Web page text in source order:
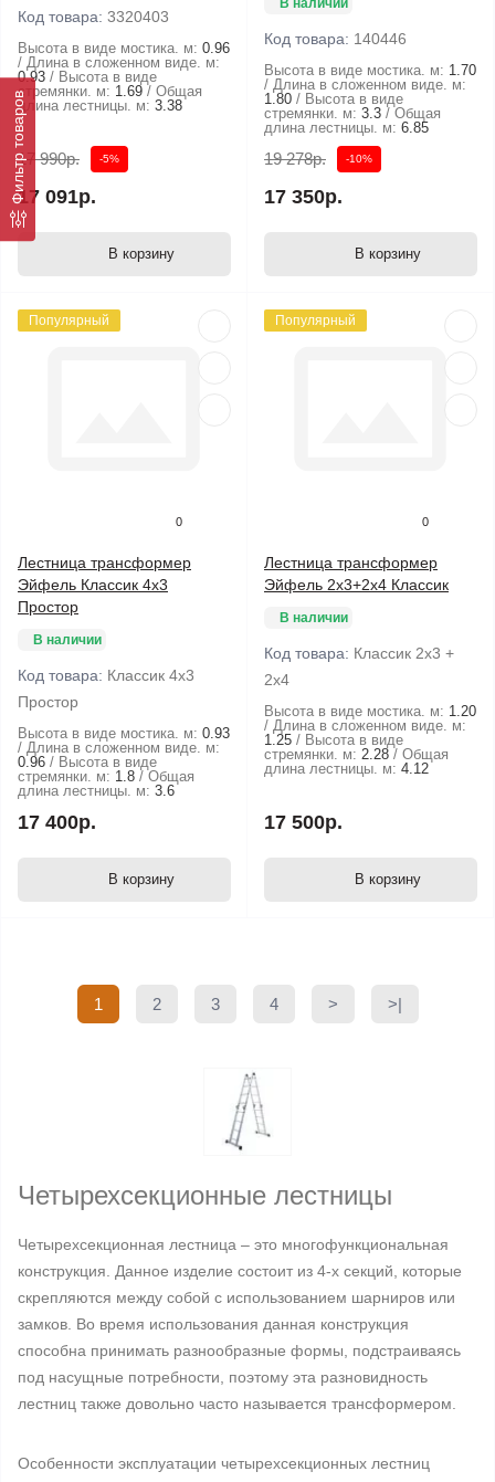
Фильтр товаров
Код товара: 3320403
Высота в виде мостика. м: 0.96
Длина в сложенном виде. м:
0.93
Высота в виде
стремянки. м: 1.69
Общая
длина лестницы. м: 3.38
17 990р. -5%
17 091р.
В корзину
В наличии
Код товара: 140446
Высота в виде мостика. м: 1.70
Длина в сложенном виде. м:
1.80
Высота в виде
стремянки. м: 3.3
Общая
длина лестницы. м: 6.85
19 278р. -10%
17 350р.
В корзину
Популярный
0
Лестница трансформер
Эйфель Классик 4х3
Простор
В наличии
Код товара: Классик 4х3
Простор
Высота в виде мостика. м: 0.93
Длина в сложенном виде. м:
0.96
Высота в виде
стремянки. м: 1.8
Общая
длина лестницы. м: 3.6
17 400р.
В корзину
Популярный
0
Лестница трансформер
Эйфель 2х3+2х4 Классик
В наличии
Код товара: Классик 2х3 +
2х4
Высота в виде мостика. м: 1.20
Длина в сложенном виде. м:
1.25
Высота в виде
стремянки. м: 2.28
Общая
длина лестницы. м: 4.12
17 500р.
В корзину
1 2 3 4 > >|
Четырехсекционные лестницы
Четырехсекционная лестница – это многофункциональная
конструкция. Данное изделие состоит из 4-х секций, которые
скрепляются между собой с использованием шарниров или
замков. Во время использования данная конструкция
способна принимать разнообразные формы, подстраиваясь
под насущные потребности, поэтому эта разновидность
лестниц также довольно часто называется трансформером.
Особенности эксплуатации четырехсекционных лестниц